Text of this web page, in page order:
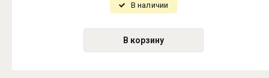
В наличии
В корзину